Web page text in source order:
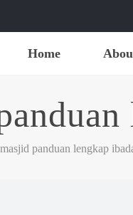
Home
panduan lengkap